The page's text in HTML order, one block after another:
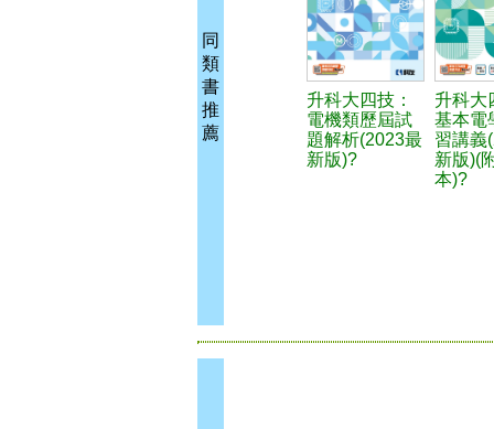
同
類
書
推
薦
升科大四技：
電機類歷屆試
題解析(2023最
新版)?
升科大
基本電
習講義
新版)(
本)?